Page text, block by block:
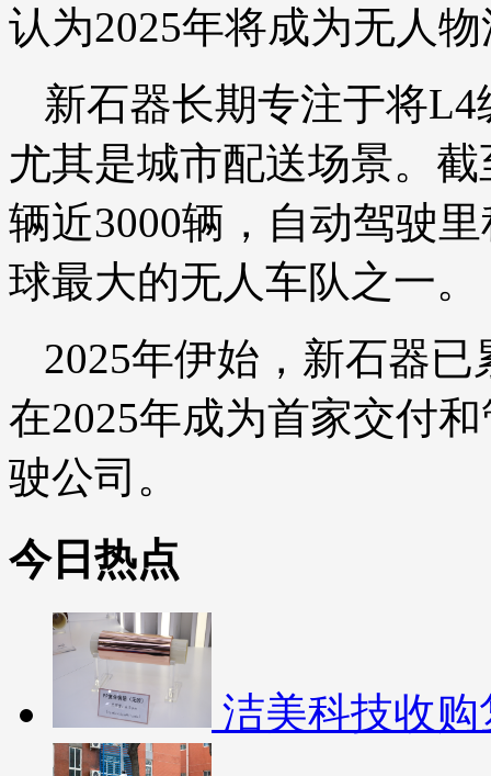
认为2025年将成为无人
新石器长期专注于将
尤其是城市配送场景。
辆近3000辆，自动驾驶
球最大的无人车队之一。
2025年伊始，新石器
在2025年成为首家交付
驶公司。
今日热点
洁美科技收